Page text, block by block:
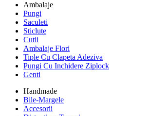
Ambalaje
Pungi
Saculeti
Sticlute
Cutii
Ambalaje Flori
Tiple Cu Clapeta Adeziva
Pungi Cu Inchidere Ziplock
Genti
Handmade
Bile-Margele
Accesorii